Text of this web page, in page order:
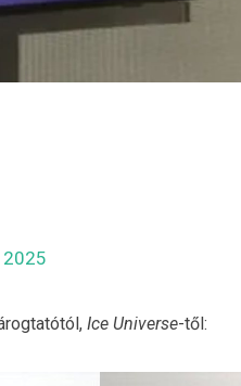
2025
Ice Universe-től: